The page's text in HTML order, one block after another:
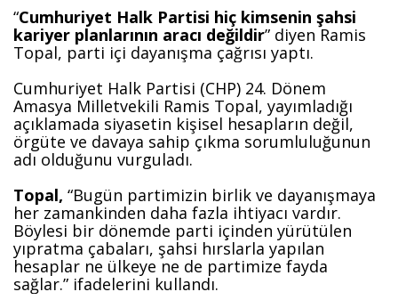
“Cumhuriyet Halk Partisi hiç kimsenin şahsi
kariyer planlarının aracı değildir” diyen Ramis
Topal, parti içi dayanışma çağrısı yaptı.
Cumhuriyet Halk Partisi (CHP) 24. Dönem
Amasya Milletvekili Ramis Topal, yayımladığı
açıklamada siyasetin kişisel hesapların değil,
örgüte ve davaya sahip çıkma sorumluluğunun
adı olduğunu vurguladı.
Topal, “Bugün partimizin birlik ve dayanışmaya
her zamankinden daha fazla ihtiyacı vardır.
Böylesi bir dönemde parti içinden yürütülen
yıpratma çabaları, şahsi hırslarla yapılan
hesaplar ne ülkeye ne de partimize fayda
sağlar.” ifadelerini kullandı.
Haberin Doğru Adresi.